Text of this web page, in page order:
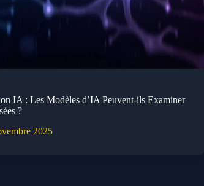
IA : Les Modèles d’IA Peuvent-ils Examiner
?
2025